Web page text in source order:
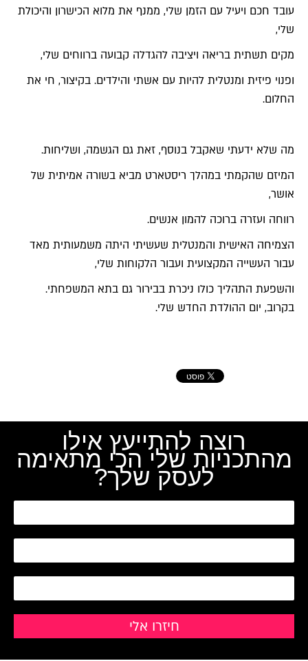
עובד חכם ויעיל עם הזמן שלי, ממנף את מלוא הכישרון והיכולת
שלי,
מקים תשתית בריאה ויציבה להגדלה קבועה ברווחים שלי,
ופנוי פיזית ומנטלית להיות עם אשתי והילדים. בקיצור, חי את
החלום.
מה שלא ידעתי שאקבל בנוסף, זאת גם הגשמה, ושליחות.
המיזם שהקמתי במהלך ריסטארט מביא בשורה אמיתית של
אושר,
רווחה ועזרה ברוכה להמון אנשים.
הצמיחה האישית והמנטלית שעשיתי היתה משמעותית מאד
עבור העשייה המקצועית ועבור הלקוחות שלי,
והשפעת התהליך כולו ניכרת בבירור גם בתא המשפחתי.
בקרוב, יום ההולדת החדש שלי.
רוצה להתייעץ אילו
מהתכניות שלי הכי מתאימה
לעסק שלך?